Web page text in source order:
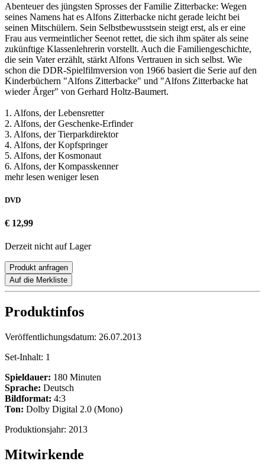
Abenteuer des jüngsten Sprosses der Familie Zitterbacke: Wegen
seines Namens hat es Alfons Zitterbacke nicht gerade leicht bei
seinen Mitschülern. Sein Selbstbewusstsein steigt erst, als er eine
Frau aus vermeintlicher Seenot rettet, die sich ihm später als seine
zukünftige Klassenlehrerin vorstellt. Auch die Familiengeschichte,
die sein Vater erzählt, stärkt Alfons Vertrauen in sich selbst. Wie
schon die DDR-Spielfilmversion von 1966 basiert die Serie auf den
Kinderbüchern "Alfons Zitterbacke" und "Alfons Zitterbacke hat
wieder Ärger" von Gerhard Holtz-Baumert.
1. Alfons, der Lebensretter
2. Alfons, der Geschenke-Erfinder
3. Alfons, der Tierparkdirektor
4. Alfons, der Kopfspringer
5. Alfons, der Kosmonaut
6. Alfons, der Kompasskenner
mehr lesen weniger lesen
DVD
€ 12,99
Derzeit nicht auf Lager
Produkt anfragen
Auf die Merkliste
Produktinfos
Veröffentlichungsdatum: 26.07.2013
Set-Inhalt: 1
Spieldauer: 180 Minuten
Sprache: Deutsch
Bildformat: 4:3
Ton: Dolby Digital 2.0 (Mono)
Produktionsjahr: 2013
Mitwirkende